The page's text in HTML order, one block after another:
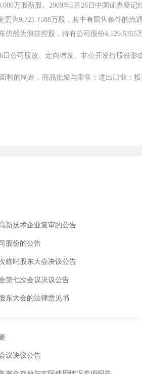
万股新股。2009年5月26日中国证券登
为9,721.7588万股，其中有限售条件的流
仍然为浪莎控股，持有公司股份4,129.5355
日公司股改、定向增发、非公开发行股份
料的制造，商品批发与零售；进出口业；
新技术企业复审的公告
股份的公告
临时股东大会决议公告
第七次会议决议公告
东大会的法律意见书
议决议公告